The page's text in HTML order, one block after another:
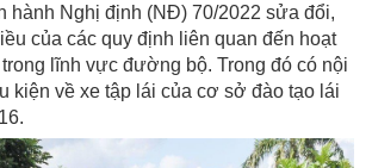
hành Nghị định (NĐ) 70/2022 sửa đổi,
của các quy định liên quan đến hoạt
lĩnh vực đường bộ. Trong đó có nội
kiện về xe tập lái của cơ sở đào tạo lái